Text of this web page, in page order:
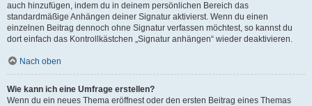
auch hinzufügen, indem du in deinem persönlichen Bereich das
standardmäßige Anhängen deiner Signatur aktivierst. Wenn du einen
einzelnen Beitrag dennoch ohne Signatur verfassen möchtest, so kannst du
dort einfach das Kontrollkästchen „Signatur anhängen“ wieder deaktivieren.
Nach oben
Wie kann ich eine Umfrage erstellen?
Wenn du ein neues Thema eröffnest oder den ersten Beitrag eines Themas